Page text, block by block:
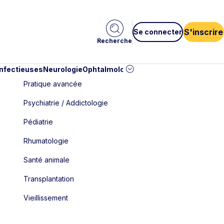
Recherche
Se connecter S'inscrire
NeurologieOphtalmologie
Pratique avancée
Psychiatrie / Addictologie
Pédiatrie
Rhumatologie
Santé animale
Transplantation
Vieillissement